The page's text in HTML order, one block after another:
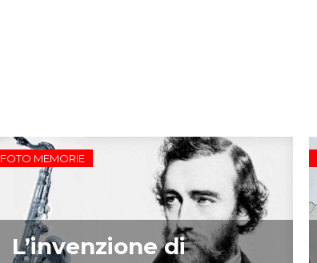
FOTO MEMORIE
L’invenzione di